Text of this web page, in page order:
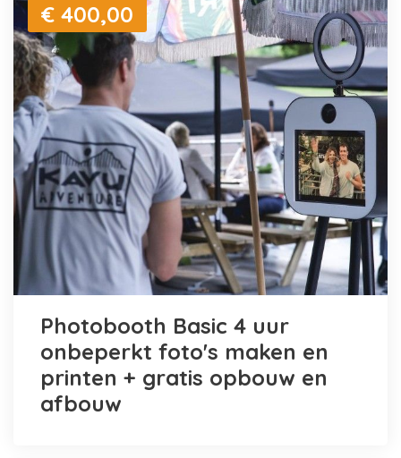
€ 400,00
Photobooth Basic 4 uur
onbeperkt foto's maken en
printen + gratis opbouw en
afbouw